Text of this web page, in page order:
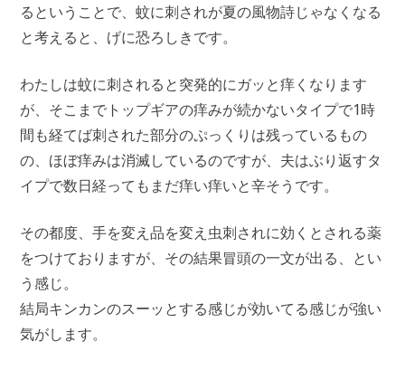
るということで、蚊に刺されが夏の風物詩じゃなくなる
と考えると、げに恐ろしきです。
わたしは蚊に刺されると突発的にガッと痒くなります
が、そこまでトップギアの痒みが続かないタイプで1時
間も経てば刺された部分のぷっくりは残っているもの
の、ほぼ痒みは消滅しているのですが、夫はぶり返すタ
イプで数日経ってもまだ痒い痒いと辛そうです。
その都度、手を変え品を変え虫刺されに効くとされる薬
をつけておりますが、その結果冒頭の一文が出る、とい
う感じ。
結局キンカンのスーッとする感じが効いてる感じが強い
気がします。